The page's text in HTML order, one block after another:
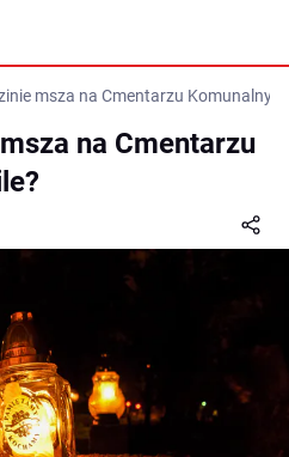
msza na Cmentarzu Komunalnym
na Cmentarzu